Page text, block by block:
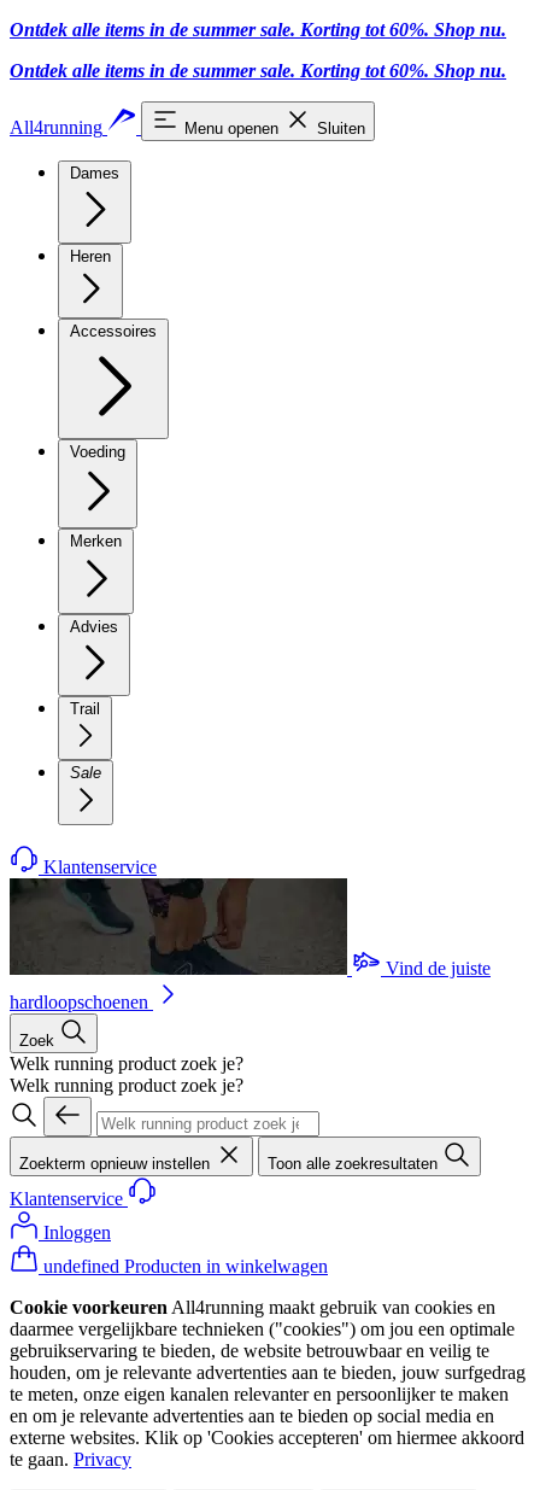
Ontdek alle items in de summer sale. Korting tot 60%. Shop nu.
Ontdek alle items in de summer sale. Korting tot 60%. Shop nu.
All4running Menu openen Sluiten
Dames
Heren
Accessoires
Voeding
Merken
Advies
Trail
Sale
Klantenservice
Vind de juiste
hardloopschoenen
Zoek
Welk running product zoek je?
Welk running product zoek je?
Zoekterm opnieuw instellen Toon alle zoekresultaten
Klantenservice
Inloggen
undefined Producten in winkelwagen
Cookie voorkeuren All4running maakt gebruik van cookies en
daarmee vergelijkbare technieken ("cookies") om jou een optimale
gebruikservaring te bieden, de website betrouwbaar en veilig te
houden, om je relevante advertenties aan te bieden, jouw surfgedrag
te meten, onze eigen kanalen relevanter en persoonlijker te maken
en om je relevante advertenties aan te bieden op social media en
externe websites. Klik op 'Cookies accepteren' om hiermee akkoord
te gaan. Privacy